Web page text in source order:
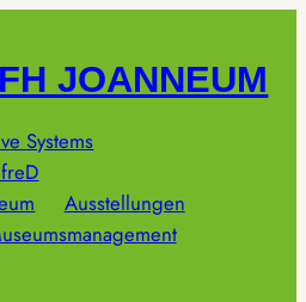
JOANNEUM
Systems
Ausstellungen